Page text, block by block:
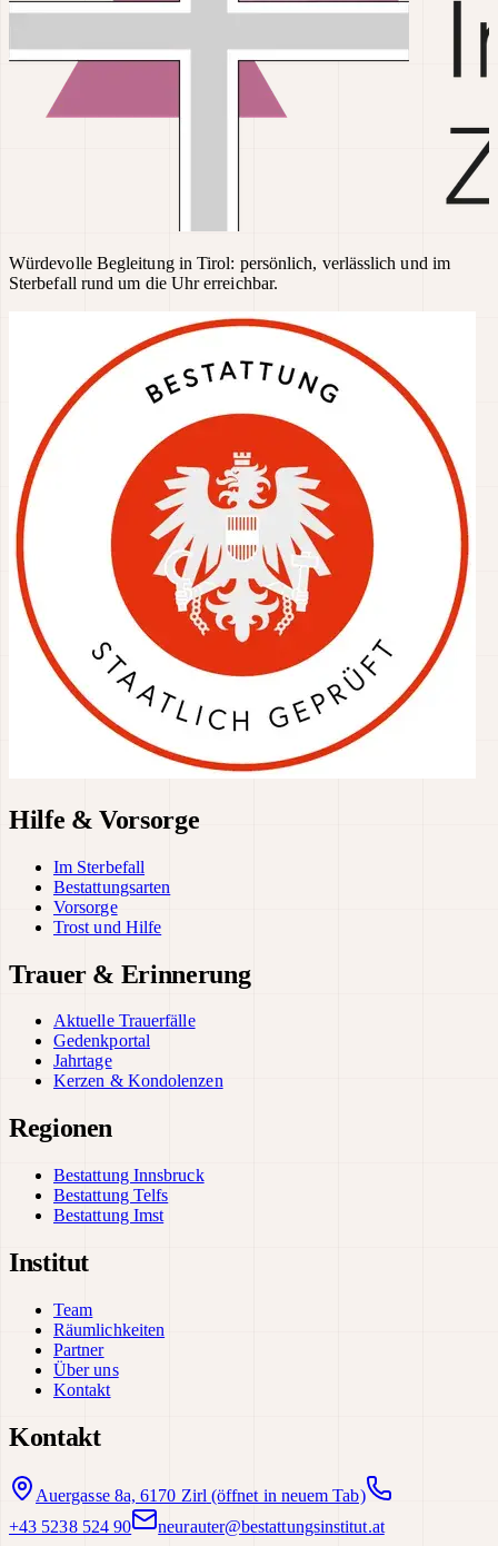
Würdevolle Begleitung in Tirol: persönlich, verlässlich und im
Sterbefall rund um die Uhr erreichbar.
Hilfe & Vorsorge
Im Sterbefall
Bestattungsarten
Vorsorge
Trost und Hilfe
Trauer & Erinnerung
Aktuelle Trauerfälle
Gedenkportal
Jahrtage
Kerzen & Kondolenzen
Regionen
Bestattung Innsbruck
Bestattung Telfs
Bestattung Imst
Institut
Team
Räumlichkeiten
Partner
Über uns
Kontakt
Kontakt
Auergasse 8a, 6170 Zirl (öffnet in neuem Tab)
+43 5238 524 90
neurauter@bestattungsinstitut.at